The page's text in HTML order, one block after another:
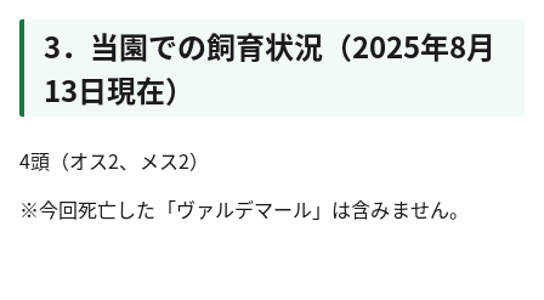
3．当園での飼育状況（2025年8月
13日現在）
4頭（オス2、メス2）
※今回死亡した「ヴァルデマール」は含みません。